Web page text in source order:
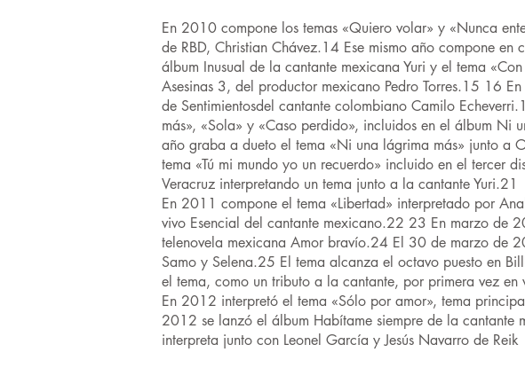
En 2010 compone los temas «Quiero volar» y «Nunca
de RBD, Christian Chávez.14 Ese mismo año compone
álbum Inusual de la cantante mexicana Yuri y el tema
Asesinas 3, del productor mexicano Pedro Torres.15 16
de Sentimientosdel cantante colombiano Camilo
más», «Sola» y «Caso perdido», incluidos en el álbum
año graba a dueto el tema «Ni una lágrima más» junto a
tema «Tú mi mundo yo un recuerdo» incluido en el tercer
Veracruz interpretando un tema junto a la cantante Yuri.21
En 2011 compone el tema «Libertad» interpretado por
vivo Esencial del cantante mexicano.22 23 En marzo de
telenovela mexicana Amor bravío.24 El 30 de marzo de
Samo y Selena.25 El tema alcanza el octavo puesto en
el tema, como un tributo a la cantante, por primera vez
En 2012 interpretó el tema «Sólo por amor», tema
2012 se lanzó el álbum Habítame siempre de la cantante
interpreta junto con Leonel García y Jesús Navarro de Reik